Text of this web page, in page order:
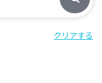
クリアする